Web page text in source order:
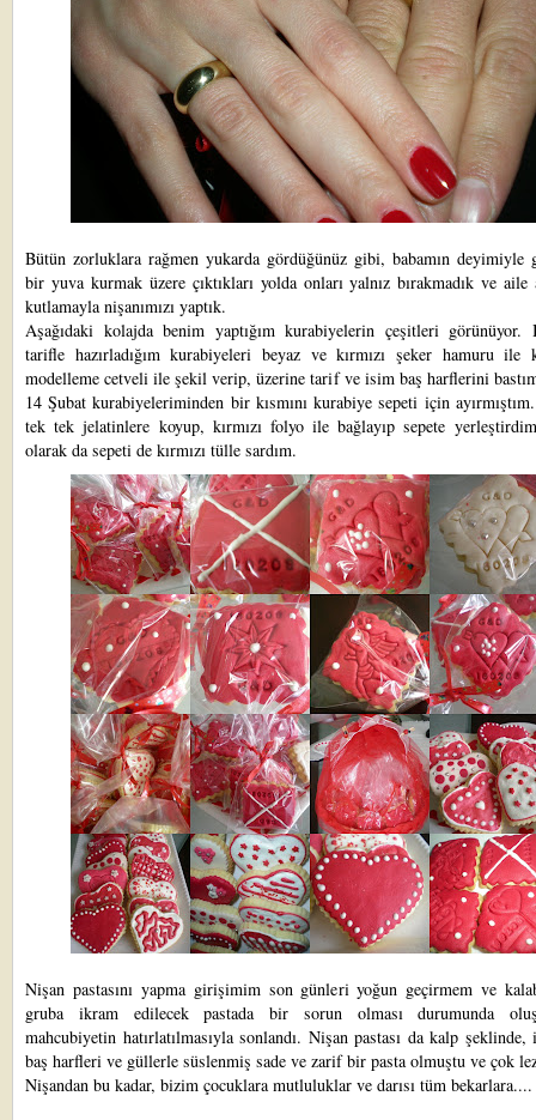
Bütün zorluklara rağmen yukarda gördüğünüz gibi, babamın deyimiyle
bir yuva kurmak üzere çıktıkları yolda onları yalnız bırakmadık ve aile
kutlamayla nişanımızı yaptık.
Aşağıdaki kolajda benim yaptığım kurabiyelerin çeşitleri görünüyor.
tarifle hazırladığım kurabiyeleri beyaz ve kırmızı şeker hamuru ile
modelleme cetveli ile şekil verip, üzerine tarif ve isim baş harflerini
14 Şubat kurabiyeleriminden bir kısmını kurabiye sepeti için
tek tek jelatinlere koyup, kırmızı folyo ile bağlayıp sepete
olarak da sepeti de kırmızı tülle sardım.
Nişan pastasını yapma girişimim son günleri yoğun geçirmem ve
gruba ikram edilecek pastada bir sorun olması durumunda
mahcubiyetin hatırlatılmasıyla sonlandı. Nişan pastası da kalp
baş harfleri ve güllerle süslenmiş sade ve zarif bir pasta olmuştu ve çok
Nişandan bu kadar, bizim çocuklara mutluluklar ve darısı tüm bekarlara....